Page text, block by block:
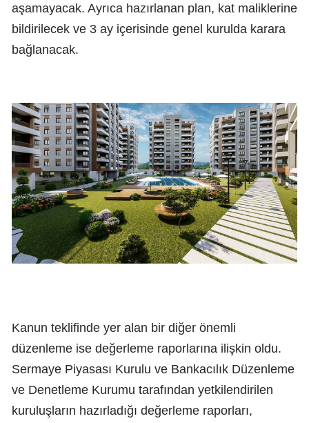
aşamayacak. Ayrıca hazırlanan plan, kat maliklerine
bildirilecek ve 3 ay içerisinde genel kurulda karara
bağlanacak.
Kanun teklifinde yer alan bir diğer önemli
düzenleme ise değerleme raporlarına ilişkin oldu.
Sermaye Piyasası Kurulu ve Bankacılık Düzenleme
ve Denetleme Kurumu tarafından yetkilendirilen
kuruluşların hazırladığı değerleme raporları,